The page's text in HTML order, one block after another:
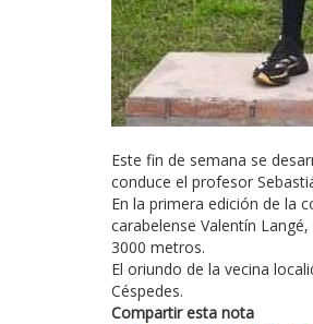
Este fin de semana se
conduce el profesor
En la primera edición de la
carabelense Valentín
3000 metros.
El oriundo de la vecina
Céspedes.
Compartir esta nota